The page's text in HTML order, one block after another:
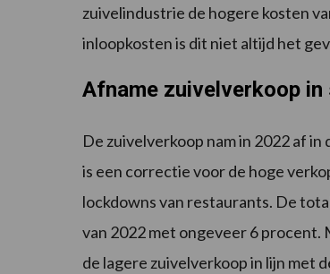
zuivelindustrie de hogere kosten
inloopkosten is dit niet altijd het
Afname zuivelverkoop
De zuivelverkoop nam in 2022 af
is een correctie voor de hoge
lockdowns van restaurants. De
van 2022 met ongeveer 6 procent.
de lagere zuivelverkoop in lijn met